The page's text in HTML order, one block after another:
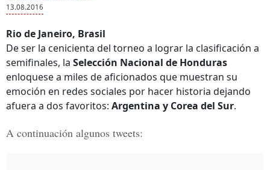
13.08.2016
Rio de Janeiro, Brasil
De ser la cenicienta del torneo a lograr la clasificación a
semifinales, la Selección Nacional de Honduras
enloquese a miles de aficionados que muestran su
emoción en redes sociales por hacer historia dejando
afuera a dos favoritos: Argentina y Corea del Sur.
A continuación algunos tweets: